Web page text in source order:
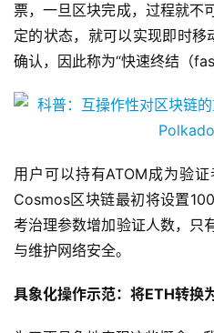
票，一旦区块完成，过程就不
定的状态，就可以实现即时
确认，因此称为“快速终结（
用户可以持有ATOM成为验证
Cosmos区块链最初将设置
考治理参数增加验证人数，只
与维护网络安全。
具象化操作示范：将ETH转换